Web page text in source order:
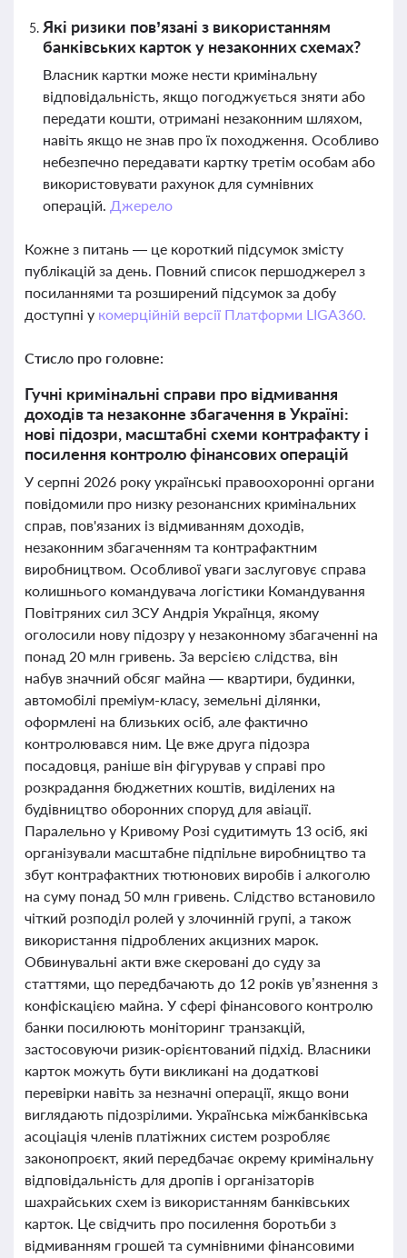
Які ризики пов’язані з використанням
банківських карток у незаконних схемах?
Власник картки може нести кримінальну
відповідальність, якщо погоджується зняти або
передати кошти, отримані незаконним шляхом,
навіть якщо не знав про їх походження. Особливо
небезпечно передавати картку третім особам або
використовувати рахунок для сумнівних
операцій. Джерело
Кожне з питань — це короткий підсумок змісту
публікацій за день. Повний список першоджерел з
посиланнями та розширений підсумок за добу
доступні у комерційній версії Платформи LIGA360.
Стисло про головне:
Гучні кримінальні справи про відмивання
доходів та незаконне збагачення в Україні:
нові підозри, масштабні схеми контрафакту і
посилення контролю фінансових операцій
У серпні 2026 року українські правоохоронні органи
повідомили про низку резонансних кримінальних
справ, пов'язаних із відмиванням доходів,
незаконним збагаченням та контрафактним
виробництвом. Особливої уваги заслуговує справа
колишнього командувача логістики Командування
Повітряних сил ЗСУ Андрія Українця, якому
оголосили нову підозру у незаконному збагаченні на
понад 20 млн гривень. За версією слідства, він
набув значний обсяг майна — квартири, будинки,
автомобілі преміум-класу, земельні ділянки,
оформлені на близьких осіб, але фактично
контролювався ним. Це вже друга підозра
посадовця, раніше він фігурував у справі про
розкрадання бюджетних коштів, виділених на
будівництво оборонних споруд для авіації.
Паралельно у Кривому Розі судитимуть 13 осіб, які
організували масштабне підпільне виробництво та
збут контрафактних тютюнових виробів і алкоголю
на суму понад 50 млн гривень. Слідство встановило
чіткий розподіл ролей у злочинній групі, а також
використання підроблених акцизних марок.
Обвинувальні акти вже скеровані до суду за
статтями, що передбачають до 12 років ув’язнення з
конфіскацією майна. У сфері фінансового контролю
банки посилюють моніторинг транзакцій,
застосовуючи ризик-орієнтований підхід. Власники
карток можуть бути викликані на додаткові
перевірки навіть за незначні операції, якщо вони
виглядають підозрілими. Українська міжбанківська
асоціація членів платіжних систем розробляє
законопроєкт, який передбачає окрему кримінальну
відповідальність для дропів і організаторів
шахрайських схем із використанням банківських
карток. Це свідчить про посилення боротьби з
відмиванням грошей та сумнівними фінансовими